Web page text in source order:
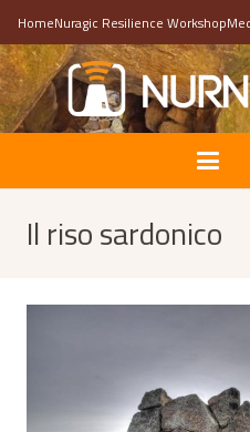
HomeNuragic Resilience Workshop
Il riso sardonico